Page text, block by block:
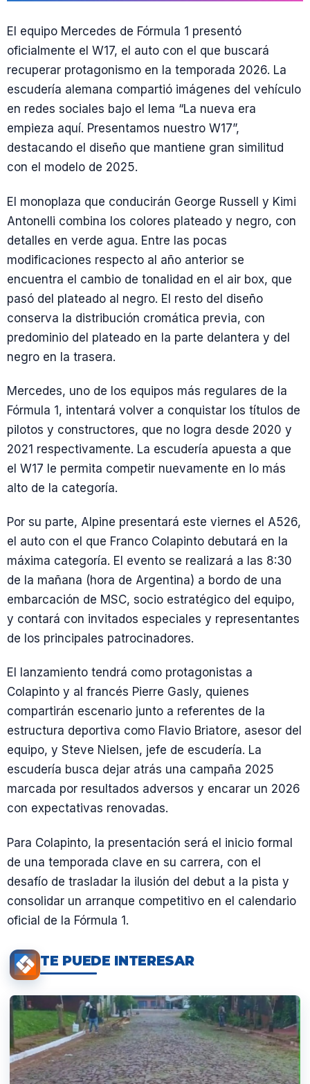
El equipo Mercedes de Fórmula 1 presentó
oficialmente el W17, el auto con el que buscará
recuperar protagonismo en la temporada 2026. La
escudería alemana compartió imágenes del vehículo
en redes sociales bajo el lema “La nueva era
empieza aquí. Presentamos nuestro W17”,
destacando el diseño que mantiene gran similitud
con el modelo de 2025.
El monoplaza que conducirán George Russell y Kimi
Antonelli combina los colores plateado y negro, con
detalles en verde agua. Entre las pocas
modificaciones respecto al año anterior se
encuentra el cambio de tonalidad en el air box, que
pasó del plateado al negro. El resto del diseño
conserva la distribución cromática previa, con
predominio del plateado en la parte delantera y del
negro en la trasera.
Mercedes, uno de los equipos más regulares de la
Fórmula 1, intentará volver a conquistar los títulos de
pilotos y constructores, que no logra desde 2020 y
2021 respectivamente. La escudería apuesta a que
el W17 le permita competir nuevamente en lo más
alto de la categoría.
Por su parte, Alpine presentará este viernes el A526,
el auto con el que Franco Colapinto debutará en la
máxima categoría. El evento se realizará a las 8:30
de la mañana (hora de Argentina) a bordo de una
embarcación de MSC, socio estratégico del equipo,
y contará con invitados especiales y representantes
de los principales patrocinadores.
El lanzamiento tendrá como protagonistas a
Colapinto y al francés Pierre Gasly, quienes
compartirán escenario junto a referentes de la
estructura deportiva como Flavio Briatore, asesor del
equipo, y Steve Nielsen, jefe de escudería. La
escudería busca dejar atrás una campaña 2025
marcada por resultados adversos y encarar un 2026
con expectativas renovadas.
Para Colapinto, la presentación será el inicio formal
de una temporada clave en su carrera, con el
desafío de trasladar la ilusión del debut a la pista y
consolidar un arranque competitivo en el calendario
oficial de la Fórmula 1.
TE PUEDE INTERESAR